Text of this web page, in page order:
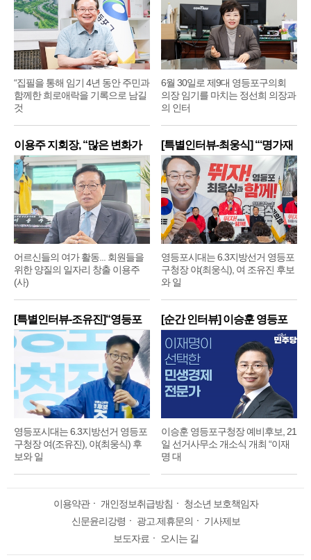
“집필을 통해 임기 4년 동안 주민과
함께한 희로애락을 기록으로 남길
것
6월 30일로 제9대 영등포구의회
의장 임기를 마치는 정선희 의장과
의 인터
이용주 지회장, “많은 변화가
어르신들의 여가 활동... 회원들을
위한 양질의 일자리 창출 이용주
(사)
[특별인터뷰-최웅식] “‘명가재
영등포시대는 6.3지방선거 영등포
구청장 야(최웅식), 여 조유진 후보
와 일
[특별인터뷰-조유진]“영등포
구
영등포시대는 6.3지방선거 영등포
구청장 여(조유진), 야(최웅식) 후
보와 일
[순간 인터뷰] 이승훈 영등포
구
이승훈 영등포구청장 예비후보, 21
일 선거사무소 개소식 개최 “이재
명 대
이용약관ㆍ 개인정보취급방침 ㆍ 청소년 보호책임자
신문윤리강령 ㆍ 광고.제휴문의 ㆍ 기사제보
보도자료ㆍ 오시는 길